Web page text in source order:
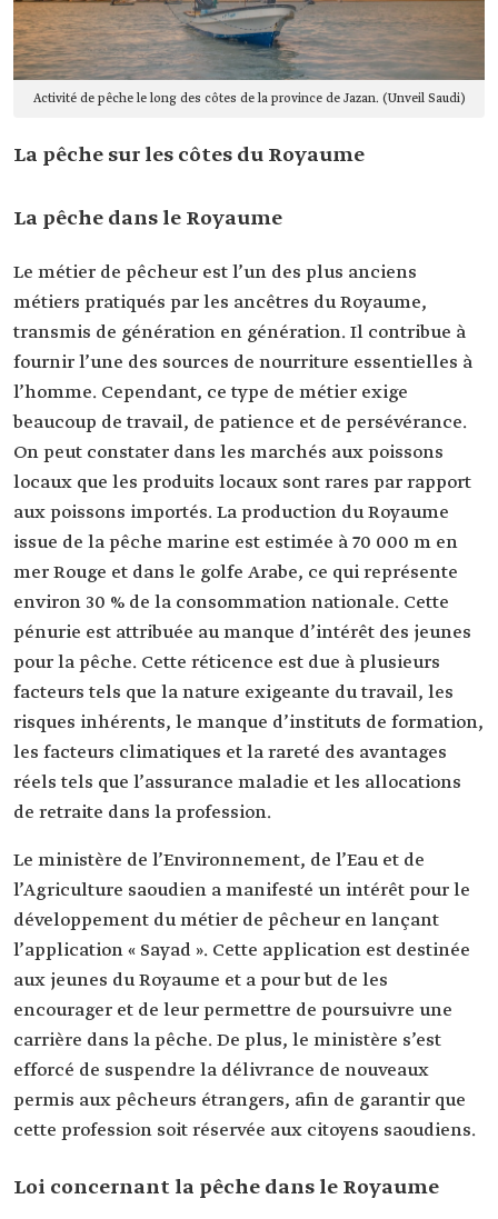
Activité de pêche le long des côtes de la province de Jazan. (Unveil Saudi)
La pêche sur les côtes du Royaume
La pêche dans le Royaume
Le métier de pêcheur est l’un des plus anciens
métiers pratiqués par les ancêtres du Royaume,
transmis de génération en génération. Il contribue à
fournir l’une des sources de nourriture essentielles à
l’homme. Cependant, ce type de métier exige
beaucoup de travail, de patience et de persévérance.
On peut constater dans les marchés aux poissons
locaux que les produits locaux sont rares par rapport
aux poissons importés. La production du Royaume
issue de la pêche marine est estimée à 70 000 m en
mer Rouge et dans le golfe Arabe, ce qui représente
environ 30 % de la consommation nationale. Cette
pénurie est attribuée au manque d’intérêt des jeunes
pour la pêche. Cette réticence est due à plusieurs
facteurs tels que la nature exigeante du travail, les
risques inhérents, le manque d’instituts de formation,
les facteurs climatiques et la rareté des avantages
réels tels que l’assurance maladie et les allocations
de retraite dans la profession.
Le ministère de l’Environnement, de l’Eau et de
l’Agriculture saoudien a manifesté un intérêt pour le
développement du métier de pêcheur en lançant
l’application « Sayad ». Cette application est destinée
aux jeunes du Royaume et a pour but de les
encourager et de leur permettre de poursuivre une
carrière dans la pêche. De plus, le ministère s’est
efforcé de suspendre la délivrance de nouveaux
permis aux pêcheurs étrangers, afin de garantir que
cette profession soit réservée aux citoyens saoudiens.
Loi concernant la pêche dans le Royaume